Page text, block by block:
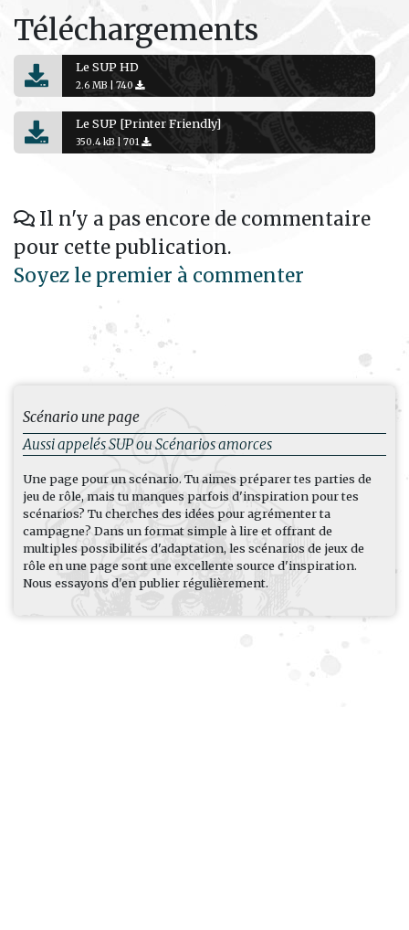
Téléchargements
Le SUP HD
2.6 MB |740
Le SUP [Printer Friendly]
350.4 kB |701
Il n'y a pas encore de commentaire
pour cette publication.
Soyez le premier à commenter
Scénario une page
Aussi appelés SUP ou Scénarios amorces
Une page pour un scénario. Tu aimes préparer tes parties de
jeu de rôle, mais tu manques parfois d'inspiration pour tes
scénarios? Tu cherches des idées pour agrémenter ta
campagne? Dans un format simple à lire et offrant de
multiples possibilités d'adaptation, les scénarios de jeux de
rôle en une page sont une excellente source d'inspiration.
Nous essayons d'en publier régulièrement.